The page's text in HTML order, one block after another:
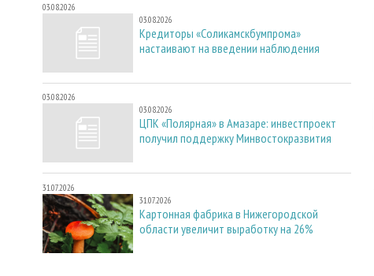
03.08.2026
03.08.2026
Кредиторы «Соликамскбумпрома»
настаивают на введении наблюдения
03.08.2026
03.08.2026
ЦПК «Полярная» в Амазаре: инвестпроект
получил поддержку Минвостокразвития
31.07.2026
31.07.2026
Картонная фабрика в Нижегородской
области увеличит выработку на 26%